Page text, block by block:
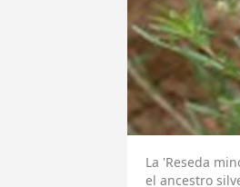
La 'Reseda
el ancestro